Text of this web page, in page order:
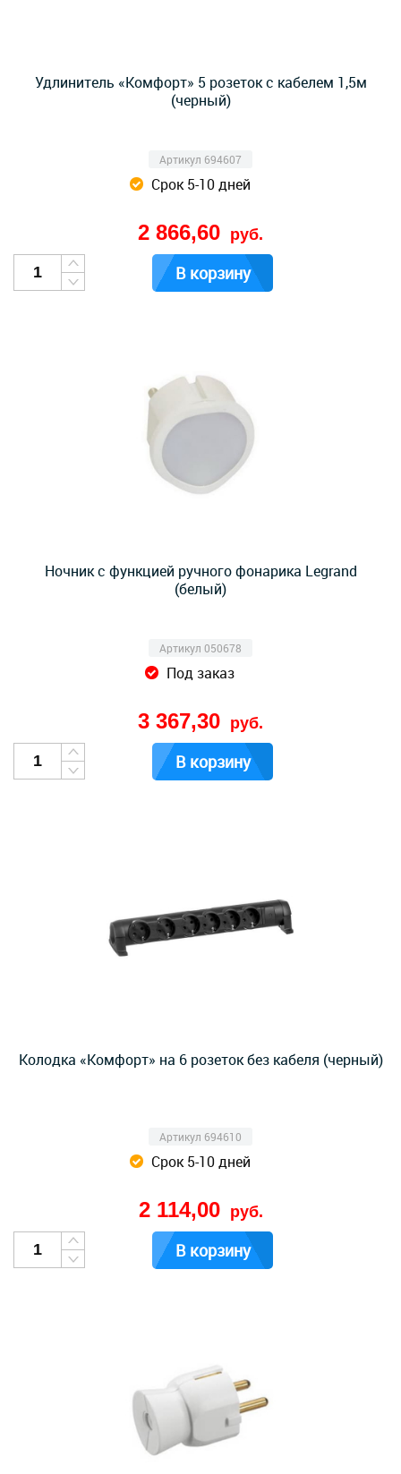
Удлинитель «Комфорт» 5 розеток с кабелем 1,5м
(черный)
Артикул 694607
Срок 5-10 дней
2 866,60 руб.
В корзину
Ночник с функцией ручного фонарика Legrand
(белый)
Артикул 050678
Под заказ
3 367,30 руб.
В корзину
Колодка «Комфорт» на 6 розеток без кабеля (черный)
Артикул 694610
Срок 5-10 дней
2 114,00 руб.
В корзину